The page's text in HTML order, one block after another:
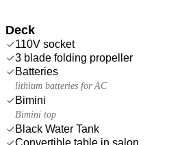
Deck
110V socket
3 blade folding propeller
Batteries
lithium batteries for AC
Bimini
Bimini top
Black Water Tank
Convertible table in salon